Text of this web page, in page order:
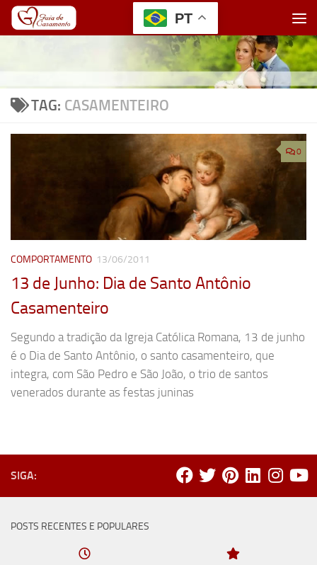
Skip to content
TAG: CASAMENTEIRO
0
COMPORTAMENTO 13/06/2011
13 de Junho: Dia de Santo Antônio
Casamenteiro
Segundo a tradição da Igreja Católica Romana, 13 de junho
é o Dia de Santo Antônio, o santo casamenteiro, que
integra, com São Pedro e São João, o trio de santos
venerados durante as festas juninas
SIGA:
POSTS RECENTES E POPULARES
PT